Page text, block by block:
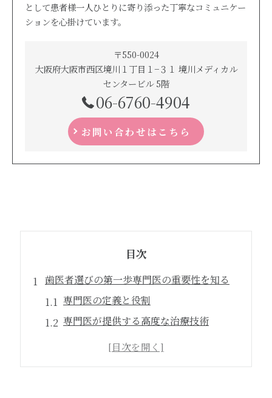
として患者様一人ひとりに寄り添った丁寧なコミュニケー
ションを心掛けています。
〒550-0024
大阪府大阪市西区境川１丁目１−３１ 境川メディカル
センタービル 5階
06-6760-4904
お問い合わせはこちら
目次
歯医者選びの第一歩専門医の重要性を知る
専門医の定義と役割
専門医が提供する高度な治療技術
患者の安心感を高める専門医の存在